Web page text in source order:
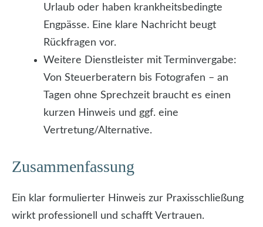
Urlaub oder haben krankheitsbedingte
Engpässe. Eine klare Nachricht beugt
Rückfragen vor.
Weitere Dienstleister mit Terminvergabe:
Von Steuerberatern bis Fotografen – an
Tagen ohne Sprechzeit braucht es einen
kurzen Hinweis und ggf. eine
Vertretung/Alternative.
Zusammenfassung
Ein klar formulierter Hinweis zur Praxisschließung
wirkt professionell und schafft Vertrauen.